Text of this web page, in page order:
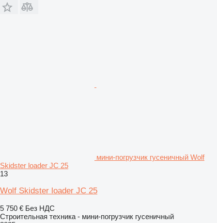
мини-погрузчик гусеничный Wolf
Skidster loader JC 25
13
Wolf Skidster loader JC 25
5 750 € Без НДС
Строительная техника - мини-погрузчик гусеничный